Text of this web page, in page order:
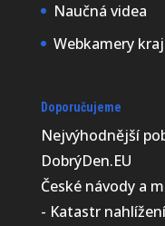
Naučná videa
Webkamery
Doporučujeme
Nejvýhodnější
DobrýDen.EU
České návodya
- Katastr nahlížení